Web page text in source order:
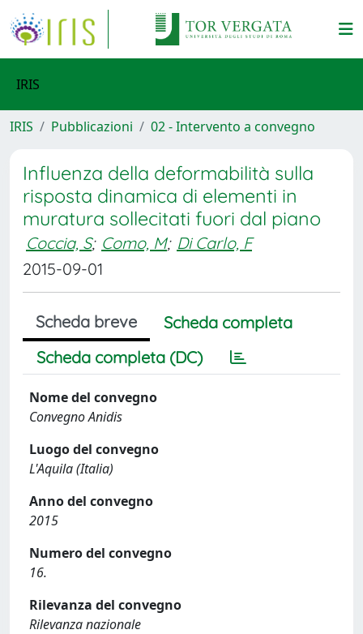
IRIS
IRIS Pubblicazioni 02 - Intervento a convegno
Influenza della deformabilità sulla
risposta dinamica di elementi in
muratura sollecitati fuori dal piano
Coccia, S; Como, M; Di Carlo, F
2015-09-01
Scheda breve
Scheda completa
Scheda completa (DC)
Nome del convegno
Convegno Anidis
Luogo del convegno
L'Aquila (Italia)
Anno del convegno
2015
Numero del convegno
16.
Rilevanza del convegno
Rilevanza nazionale